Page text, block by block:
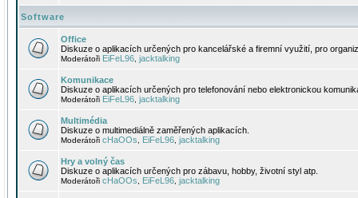
Software
Office
Diskuze o aplikacích určených pro kancelářské a firemní využití, pro
Moderátoři EiFeL96 jacktalking
Komunikace
Diskuze o aplikacích určených pro telefonování nebo elektronickou
Moderátoři EiFeL96 jacktalking
Multimédia
Diskuze o multimediálně zaměřených aplikacích.
Moderátoři cHaOOs EiFeL96 jacktalking
Hry a volný čas
Diskuze o aplikacích určených pro zábavu, hobby, životní styl atp.
Moderátoři cHaOOs EiFeL96 jacktalking